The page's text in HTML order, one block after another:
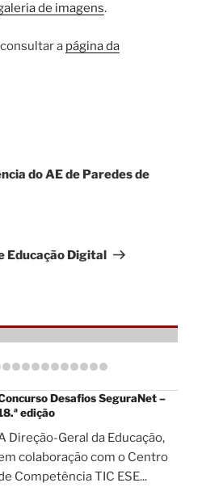
de imagens.
a página da
do AE de Paredes de
Educação Digital
Desafios SeguraNet –
edição
Direção-Geral da Educação,
colaboração com o Centro
Competência TIC ESE...